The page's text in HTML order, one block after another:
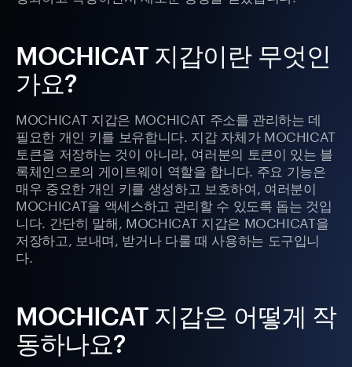
MOCHICAT 지갑이란 무엇인
가요?
MOCHICAT 지갑은 MOCHICAT 주소를 관리하는 데
필요한 개인 키를 보유합니다. 지갑 자체가 MOCHICAT
토큰을 저장하는 것이 아니라, 여러분의 토큰이 있는 블
록체인으로의 게이트웨이 역할을 합니다. 주요 기능은
매우 중요한 개인 키를 생성하고 보호하여, 여러분이
MOCHICAT을 액세스하고 관리할 수 있도록 돕는 것입
니다. 간단히 말해, MOCHICAT 지갑은 MOCHICAT을
저장하고, 보내며, 받거나 다룰 때 사용하는 도구입니
다.
MOCHICAT 지갑은 어떻게 작
동하나요?